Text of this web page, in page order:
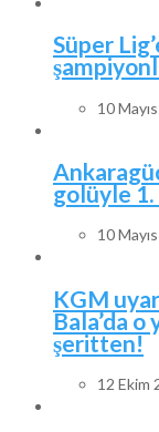
Süper
10
golüyle 1.
10
KGM
Bala’da
şeritten!
12 Ekim